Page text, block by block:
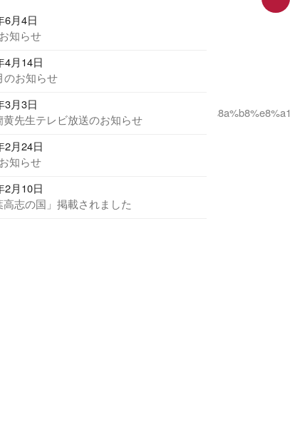
6月4日
知らせ
4月14日
のお知らせ
3月3日
黄先生テレビ放送のお知らせ
2月24日
知らせ
2月10日
高志の国」掲載されました